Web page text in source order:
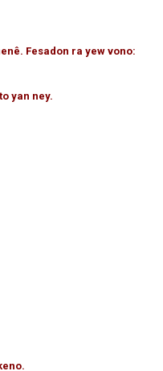
Fesadon ra yew vono:
yan ney.